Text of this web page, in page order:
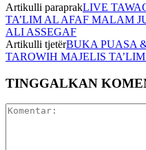
Artikulli paraprakLIVE
TA’LIM AL AFAF MALAM
ALI ASSEGAF
Artikulli tjetërBUKA PUASA
TAROWIH MAJELIS
TINGGALKAN